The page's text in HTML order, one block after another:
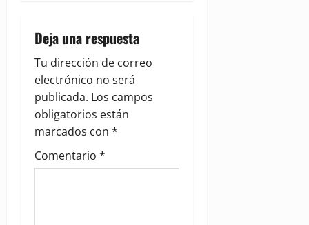
i
g
a
t
i
Deja una respuesta
Tu dirección de correo
electrónico no será
publicada. Los campos
obligatorios están
marcados con *
Comentario *